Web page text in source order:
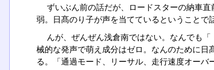
ずいぶん前の話だが、ロードスターの納車直
弱。日髙のり子が声を当てているということで
んが、ぜんぜん浅倉南ではない。なんでも
械的な発声で萌え成分はゼロ。なんのために
る。「通過モード、リーサル、走行速度オー